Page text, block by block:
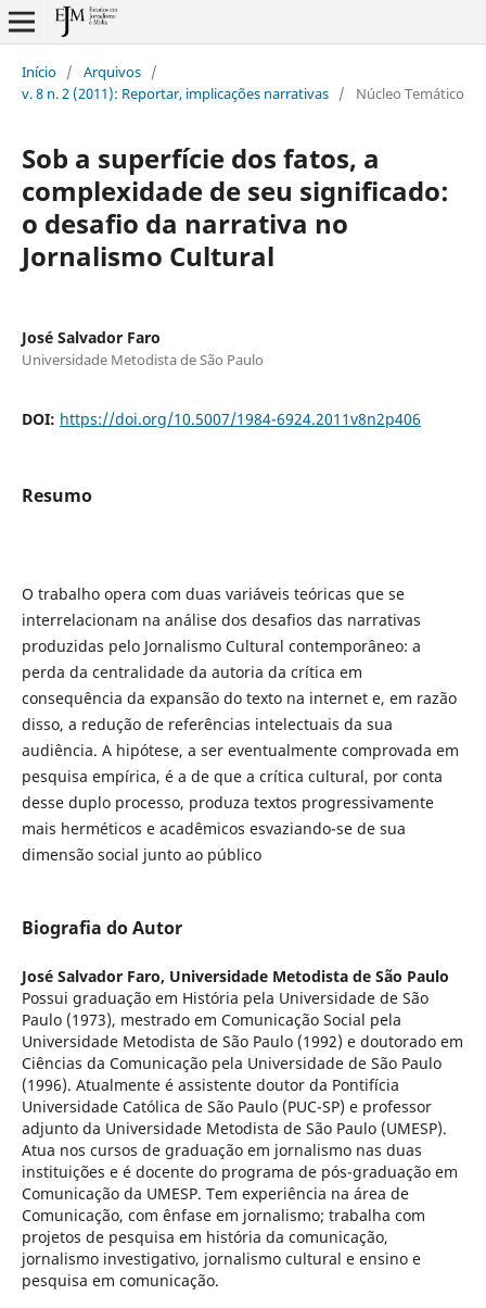
Início / Arquivos /
v. 8 n. 2 (2011): Reportar, implicações narrativas / Núcleo Temático
Sob a superfície dos fatos, a
complexidade de seu significado:
o desafio da narrativa no
Jornalismo Cultural
José Salvador Faro
Universidade Metodista de São Paulo
DOI: https://doi.org/10.5007/1984-6924.2011v8n2p406
Resumo
O trabalho opera com duas variáveis teóricas que se
interrelacionam na análise dos desafios das narrativas
produzidas pelo Jornalismo Cultural contemporâneo: a
perda da centralidade da autoria da crítica em
consequência da expansão do texto na internet e, em razão
disso, a redução de referências intelectuais da sua
audiência. A hipótese, a ser eventualmente comprovada em
pesquisa empírica, é a de que a crítica cultural, por conta
desse duplo processo, produza textos progressivamente
mais herméticos e acadêmicos esvaziando-se de sua
dimensão social junto ao público
Biografia do Autor
José Salvador Faro, Universidade Metodista de São Paulo
Possui graduação em História pela Universidade de São
Paulo (1973), mestrado em Comunicação Social pela
Universidade Metodista de São Paulo (1992) e doutorado em
Ciências da Comunicação pela Universidade de São Paulo
(1996). Atualmente é assistente doutor da Pontifícia
Universidade Católica de São Paulo (PUC-SP) e professor
adjunto da Universidade Metodista de São Paulo (UMESP).
Atua nos cursos de graduação em jornalismo nas duas
instituições e é docente do programa de pós-graduação em
Comunicação da UMESP. Tem experiência na área de
Comunicação, com ênfase em jornalismo; trabalha com
projetos de pesquisa em história da comunicação,
jornalismo investigativo, jornalismo cultural e ensino e
pesquisa em comunicação.